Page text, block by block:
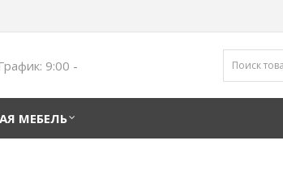
9:00 -
МЕБЕЛЬ